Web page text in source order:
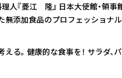
理人『菱江 隆』 日本大使館・領
無添加食品のプロフェッショナル
る。 健康的な食事を！ サラダ、